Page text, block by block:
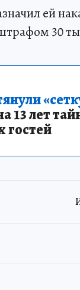
ей
30
13 лет
гостей